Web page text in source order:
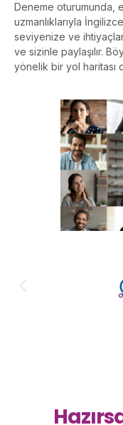
Deneme oturumunda,
uzmanlıklarıyla
seviyenize ve
ve sizinle paylaşılır.
yönelik bir yol haritası